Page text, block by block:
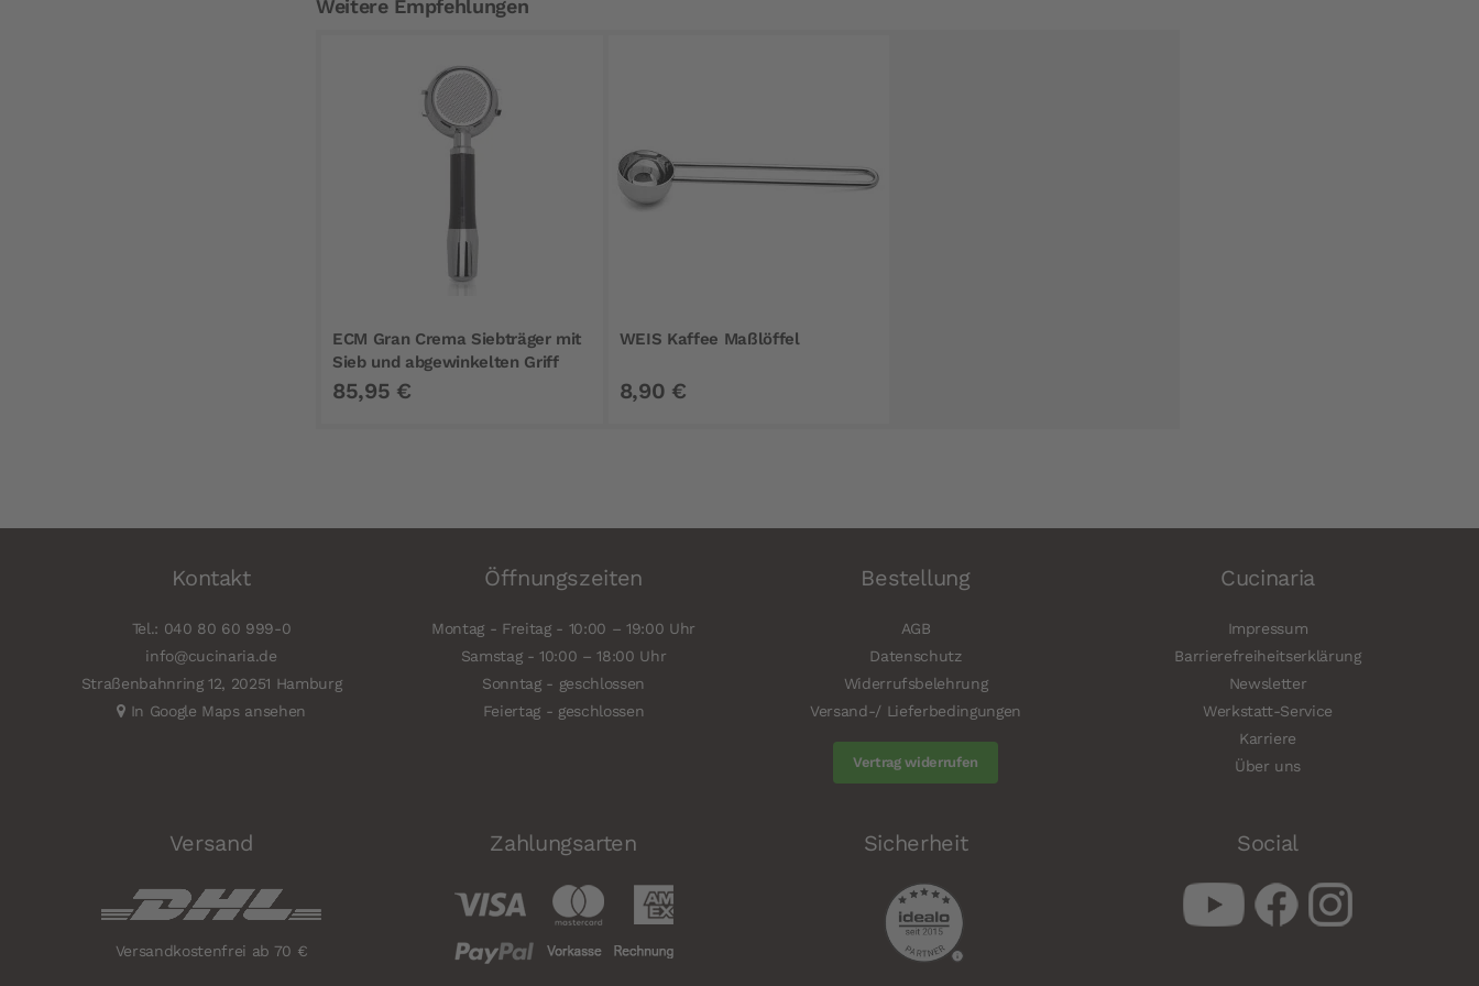
Weitere Empfehlungen
ECM Gran Crema Siebträger mit
Sieb und abgewinkelten Griff
85,95 €
WEIS Kaffee Maßlöffel
8,90 €
Kontakt
Tel.: 040 80 60 999-0
info@cucinaria.de
Straßenbahnring 12, 20251 Hamburg
In Google Maps ansehen
Öffnungszeiten
Montag - Freitag - 10:00 – 19:00 Uhr
Samstag - 10:00 – 18:00 Uhr
Sonntag - geschlossen
Feiertag - geschlossen
Bestellung
AGB
Datenschutz
Widerrufsbelehrung
Versand-/ Lieferbedingungen
Vertrag widerrufen
Cucinaria
Impressum
Barrierefreiheitserklärung
Newsletter
Werkstatt-Service
Karriere
Über uns
Versand
Versandkostenfrei ab 70 €
Zahlungsarten Sicherheit Social